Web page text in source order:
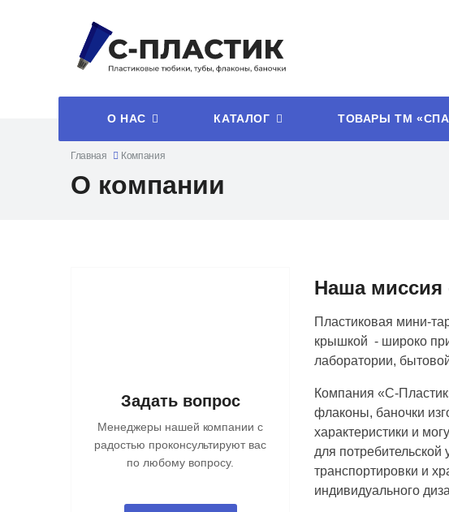
О НАС КАТАЛОГ ТОВАРЫ ТМ
Главная Компания
О компании
Задать вопрос
Менеджеры нашей компании с
радостью проконсультируют вас
по любому вопросу.
Наша миссия
Пластиковая мини-
крышкой - широко
лаборатории,
Компания «С-
флаконы, баночки
характеристики и
для
транспортировки и
индивидуального